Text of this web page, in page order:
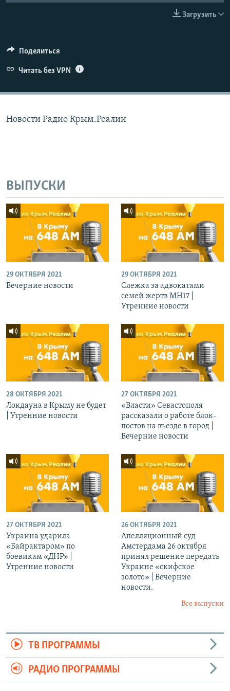
ELIFBE
УКРАИНСКАЯ ПРОБЛЕМА КРЫМА
Загрузить
Поделиться
Читать без VPN
Новости Радио Крым.Реалии
ВЫПУСКИ
29 ОКТЯБРЯ 2021
Вечерние новости
29 ОКТЯБРЯ 2021
Слежка за адвокатами
семей жертв МН17 |
Утренние новости
28 ОКТЯБРЯ 2021
Локдауна в Крыму не будет
| Утренние новости
27 ОКТЯБРЯ 2021
«Власти» Севастополя
рассказали о работе блок-
постов на въезде в город |
Вечерние новости
27 ОКТЯБРЯ 2021
Украина ударила
«Байрактаром» по
боевикам «ДНР» |
Утренние новости
26 ОКТЯБРЯ 2021
Апелляционный суд
Амстердама 26 октября
принял решение передать
Украине «скифское
золото» | Вечерние
новости.
Все выпуски
ТВ ПРОГРАММЫ
РАДИО ПРОГРАММЫ